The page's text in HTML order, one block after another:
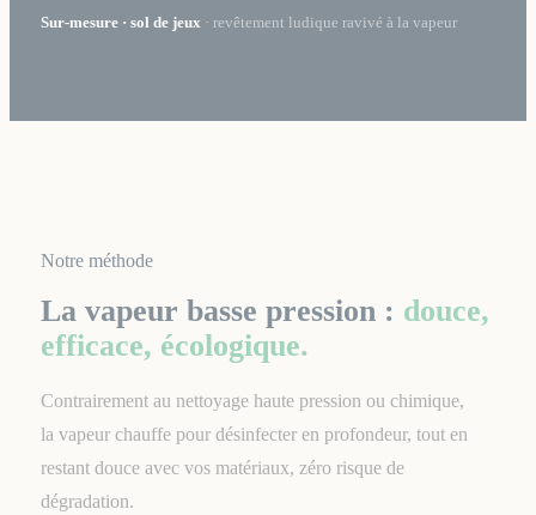
Sur-mesure · sol de jeux · revêtement ludique ravivé à la vapeur
Notre méthode
La vapeur basse pression : douce,
efficace, écologique.
Contrairement au nettoyage haute pression ou chimique,
la vapeur chauffe pour désinfecter en profondeur, tout en
restant douce avec vos matériaux, zéro risque de
dégradation.